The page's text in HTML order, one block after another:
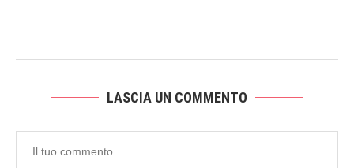
LASCIA UN COMMENTO